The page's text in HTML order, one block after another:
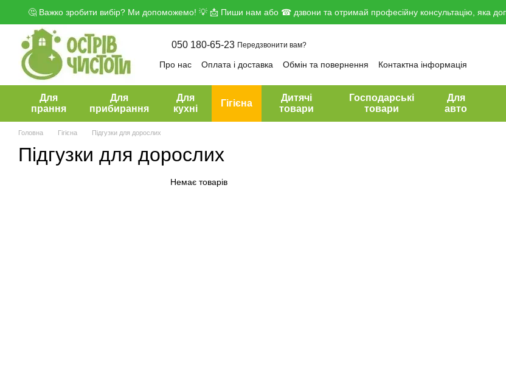
Перейти до основного контенту
🤔 Важко зробити вибір? Ми допоможемо! 💡 📩 Пиши нам або ☎ дзвони та отримай професійну консультацію, яка
050 180-65-23 Передзвонити вам?
Про нас Оплата і доставка Обмін та повернення
Контактна інформація
Для
прання
Для
прибирання
Для
кухні
Гігієна
Дитячі
товари
Господарські
товари
Для
авто
Головна Гігієна Підгузки для дорослих
Підгузки для дорослих
Немає товарів